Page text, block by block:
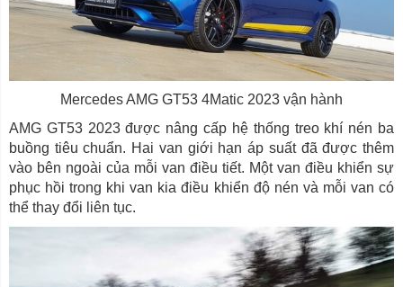
Mercedes AMG GT53 4Matic 2023 vận hành
AMG GT53 2023 được nâng cấp hệ thống treo khí nén ba
buồng tiêu chuẩn. Hai van giới hạn áp suất đã được thêm
vào bên ngoài của mỗi van điều tiết. Một van điều khiển sự
phục hồi trong khi van kia điều khiển độ nén và mỗi van có
thể thay đổi liên tục.